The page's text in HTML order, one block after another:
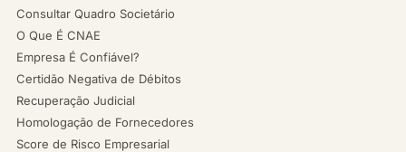
Consultar Quadro Societário
O Que É CNAE
Empresa É Confiável?
Certidão Negativa de Débitos
Recuperação Judicial
Homologação de Fornecedores
Score de Risco Empresarial